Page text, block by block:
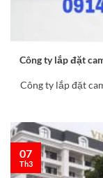
Công ty lắp đặt
Công ty lắp đặt
07
Th3